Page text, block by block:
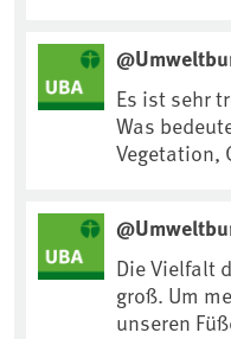
https://
Es ist sehr
Was
Vegetation,
weitere
Die Vielfalt
groß. Um
unseren